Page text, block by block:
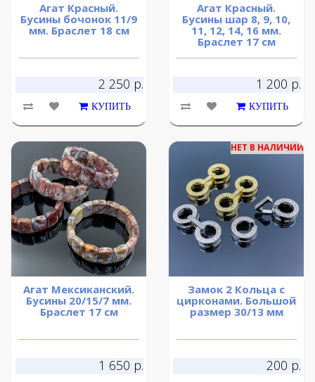
Агат Красный.
Бусины бочонок 11/9
мм. Браслет 18 см
2 250 р.
КУПИТЬ
Агат Красный.
Бусины шар 8, 9, 10,
11, 12, 14, 16 мм.
Браслет 17 см
1 200 р.
КУПИТЬ
Агат Мексиканский.
Бусины 20/15/7 мм.
Браслет 17 см
1 650 р.
НЕТ В НАЛИЧИИ
Замок 2 Кольца с
цирконами. Большой
размер 30/13 мм
200 р.